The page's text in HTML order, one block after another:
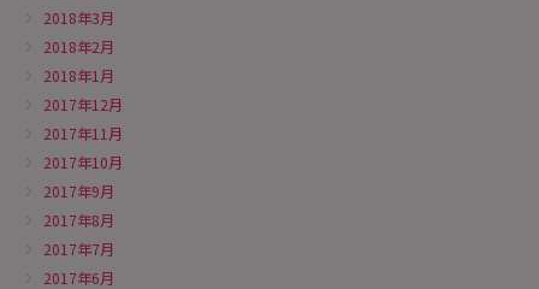
2018年3月
2018年2月
2018年1月
2017年12月
2017年11月
2017年10月
2017年9月
2017年8月
2017年7月
2017年6月